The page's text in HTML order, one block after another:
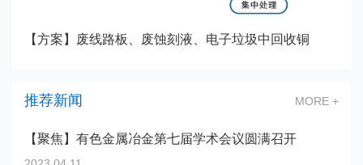
【方案】废线路板、废蚀刻液、电子垃圾中回收铜
推荐新闻 MORE +
【聚焦】有色金属冶金第七届学术会议圆满召开